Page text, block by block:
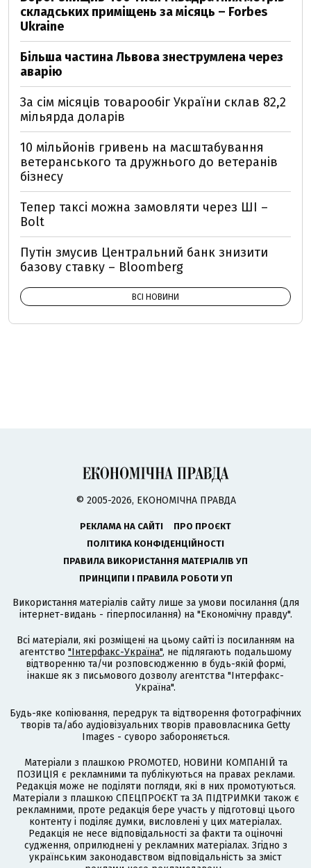
складських приміщень за місяць – Forbes
Ukraine
Більша частина Львова знеструмлена через
аварію
За сім місяців товарообіг України склав 82,2
мільярда доларів
10 мільйонів гривень на масштабування
ветеранського та дружнього до ветеранів
бізнесу
Тепер таксі можна замовляти через ШІ –
Bolt
Путін змусив Центральний банк знизити
базову ставку – Bloomberg
ВСІ НОВИНИ
© 2005-2026, ЕКОНОМІЧНА ПРАВДА
РЕКЛАМА НА САЙТІ
ПРО ПРОЄКТ
ПОЛІТИКА КОНФІДЕНЦІЙНОСТІ
ПРАВИЛА ВИКОРИСТАННЯ МАТЕРІАЛІВ УП
ПРИНЦИПИ І ПРАВИЛА РОБОТИ УП
Використання матеріалів сайту лише за умови посилання (для
інтернет-видань - гіперпосилання) на "Економічну правду".
Всі матеріали, які розміщені на цьому сайті із посиланням на
агентство "Інтерфакс-Україна", не підлягають подальшому
відтворенню та/чи розповсюдженню в будь-якій формі,
інакше як з письмового дозволу агентства "Інтерфакс-
Україна".
Будь-яке копіювання, передрук та відтворення фотографічних
творів та/або аудіовізуальних творів правовласника Getty
Images - суворо забороняється.
Матеріали з плашкою PROMOTED, НОВИНИ КОМПАНІЙ та
ПОЗИЦІЯ є рекламними та публікуються на правах реклами.
Редакція може не поділяти погляди, які в них промотуються.
Матеріали з плашкою СПЕЦПРОЄКТ та ЗА ПІДТРИМКИ також є
рекламними, проте редакція бере участь у підготовці цього
контенту і поділяє думки, висловлені у цих матеріалах.
Редакція не несе відповідальності за факти та оціночні
судження, оприлюднені у рекламних матеріалах. Згідно з
українським законодавством відповідальність за зміст